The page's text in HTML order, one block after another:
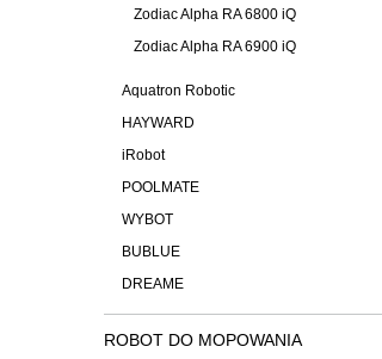
Zodiac Alpha RA 6800 iQ
Zodiac Alpha RA 6900 iQ
Aquatron Robotic
HAYWARD
iRobot
POOLMATE
WYBOT
BUBLUE
DREAME
ROBOT DO MOPOWANIA